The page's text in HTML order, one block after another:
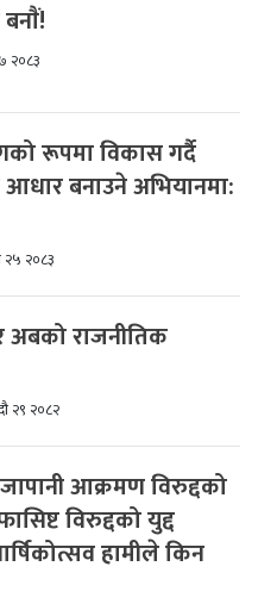
२०८३
रूपमा विकास गर्दै
बनाउने अभियानमा:
२०८३
राजनीतिक
२९ २०८२
आक्रमण विरुद्दको
विरुद्दको युद्द
हामीले किन